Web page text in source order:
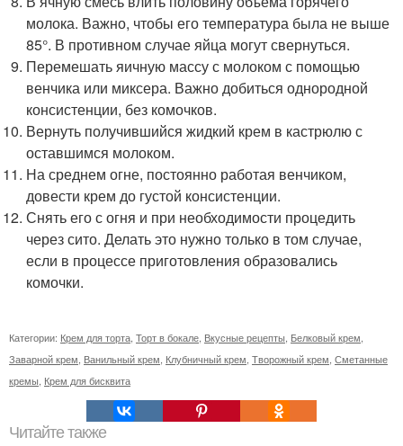
молока. Важно, чтобы его температура была не выше
85°. В противном случае яйца могут свернуться.
Перемешать яичную массу с молоком с помощью
венчика или миксера. Важно добиться однородной
консистенции, без комочков.
Вернуть получившийся жидкий крем в кастрюлю с
оставшимся молоком.
На среднем огне, постоянно работая венчиком,
довести крем до густой консистенции.
Снять его с огня и при необходимости процедить
через сито. Делать это нужно только в том случае,
если в процессе приготовления образовались
комочки.
Категории: Крем для торта Торт в бокале Вкусные рецепты Белковый крем
Заварной крем Ванильный крем Клубничный крем Творожный крем Сметанные
кремы Крем для бисквита
Читайте также